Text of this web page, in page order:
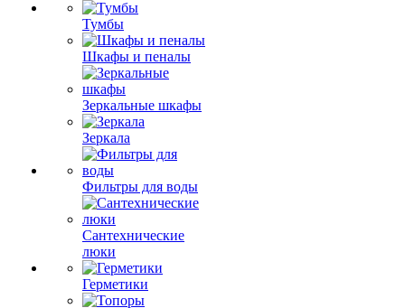
Тумбы
Шкафы и пеналы
Зеркальные шкафы
Зеркала
Фильтры для воды
Сантехнические
люки
Герметики